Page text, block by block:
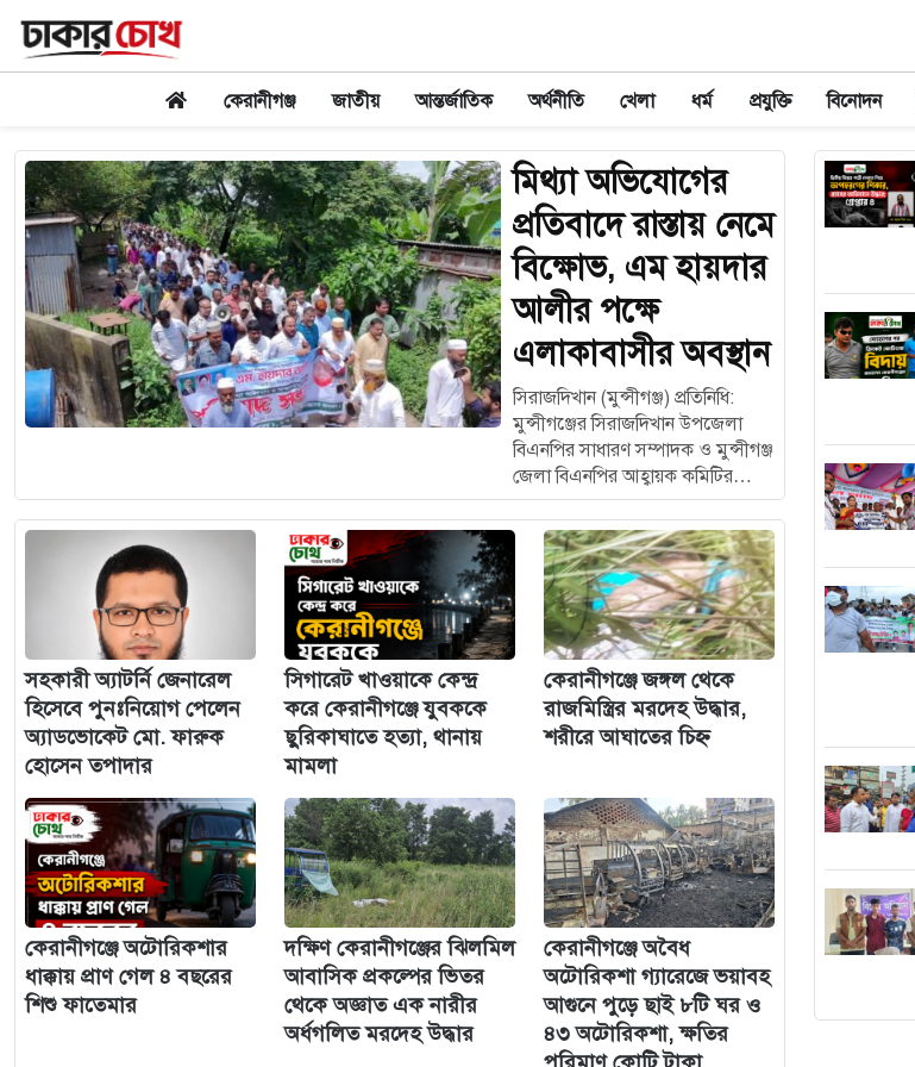
কেরানীগঞ্জ জাতীয় আন্তর্জাতিক অর্থনীতি খেলা ধর্ম প্রযুক্তি বিনোদন
মিথ্যা অভিযোগের
প্রতিবাদে রাস্তায় নেমে
বিক্ষোভ, এম হায়দার
আলীর পক্ষে
এলাকাবাসীর অবস্থান
সিরাজদিখান (মুন্সীগঞ্জ) প্রতিনিধি:
মুন্সীগঞ্জের সিরাজদিখান উপজেলা
বিএনপির সাধারণ সম্পাদক ও মুন্সীগঞ্জ
জেলা বিএনপির আহ্বায়ক কমিটির
সদস্য এম. হায়দার আলীর বিরুদ্ধে…
সহকারী অ্যাটর্নি জেনারেল
হিসেবে পুনঃনিয়োগ পেলেন
অ্যাডভোকেট মো. ফারুক
হোসেন তপাদার
সিগারেট খাওয়াকে কেন্দ্র
করে কেরানীগঞ্জে যুবককে
ছুরিকাঘাতে হত্যা, থানায়
মামলা
কেরানীগঞ্জে জঙ্গল থেকে
রাজমিস্ত্রির মরদেহ উদ্ধার,
শরীরে আঘাতের চিহ্ন
কেরানীগঞ্জে অটোরিকশার
ধাক্কায় প্রাণ গেল ৪ বছরের
শিশু ফাতেমার
দক্ষিণ কেরানীগঞ্জের ঝিলমিল
আবাসিক প্রকল্পের ভিতর
থেকে অজ্ঞাত এক নারীর
অর্ধগলিত মরদেহ উদ্ধার
কেরানীগঞ্জে অবৈধ
অটোরিকশা গ্যারেজে ভয়াবহ
আগুনে পুড়ে ছাই ৮টি ঘর ও
৪৩ অটোরিকশা, ক্ষতির